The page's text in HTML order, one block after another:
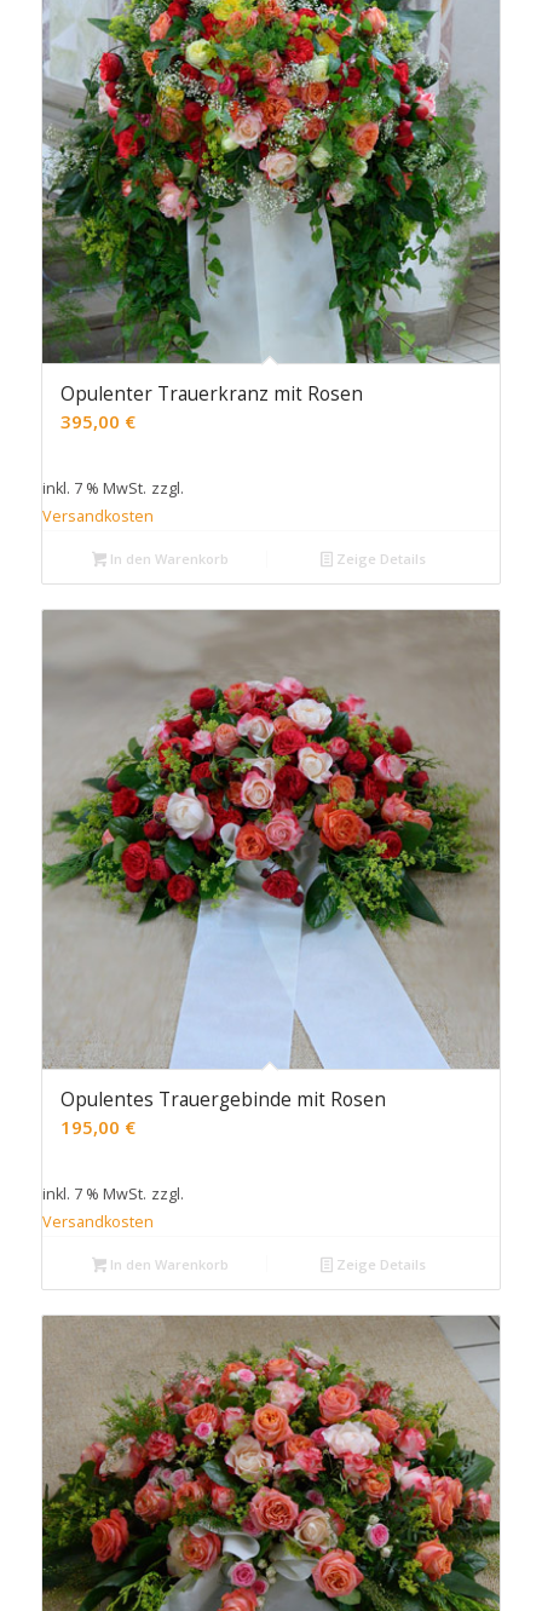
Opulenter Trauerkranz mit Rosen
395,00 €
inkl. 7 % MwSt. zzgl.
Versandkosten
In den Warenkorb Zeige Details
Opulentes Trauergebinde mit Rosen
195,00 €
inkl. 7 % MwSt. zzgl.
Versandkosten
In den Warenkorb Zeige Details